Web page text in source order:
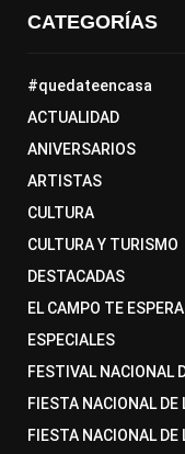
CATEGORÍAS
#quedateencasa
ACTUALIDAD
ANIVERSARIOS
ARTISTAS
CULTURA
CULTURA Y TURISMO
DESTACADAS
EL CAMPO TE ESPERA
ESPECIALES
FESTIVAL NACIONAL
FIESTA NACIONAL
FIESTA NACIONAL